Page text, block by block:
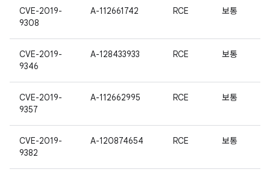
CVE-2019-
9308
A-112661742 RCE 보통
CVE-2019-
9346
A-128433933 RCE 보통
CVE-2019-
9357
A-112662995 RCE 보통
CVE-2019-
9382
A-120874654 RCE 보통